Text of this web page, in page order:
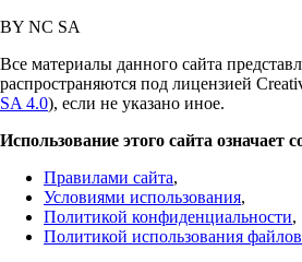
BY NC SA
Все материалы данного сайта
распространяются под лицензией
SA 4.0), если не указано иное.
Использование этого сайта означает
Правилами сайта,
Условиями использования,
Политикой конфиденциальности,
Политикой использования